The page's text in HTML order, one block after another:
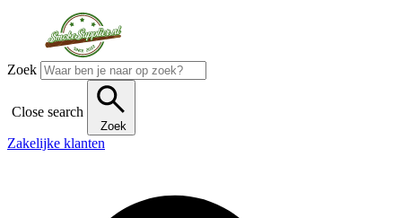
Zoek
Close search
Zoek
Zakelijke klanten